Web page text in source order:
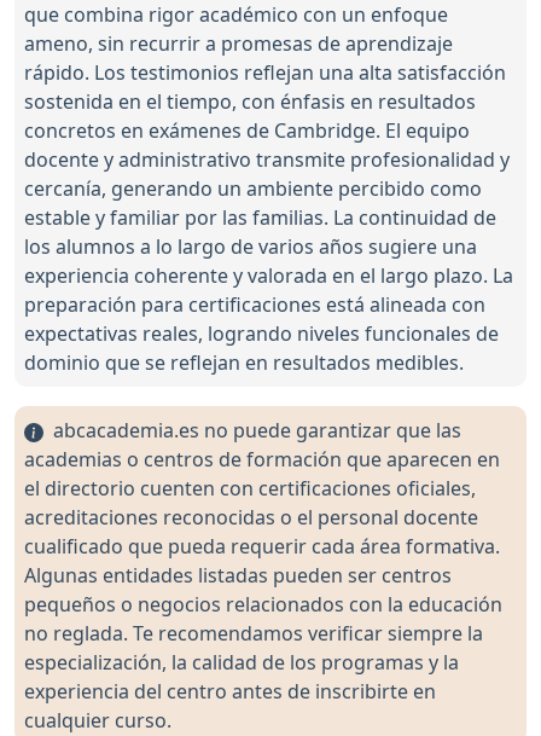
que combina rigor académico con un enfoque
ameno, sin recurrir a promesas de aprendizaje
rápido. Los testimonios reflejan una alta satisfacción
sostenida en el tiempo, con énfasis en resultados
concretos en exámenes de Cambridge. El equipo
docente y administrativo transmite profesionalidad y
cercanía, generando un ambiente percibido como
estable y familiar por las familias. La continuidad de
los alumnos a lo largo de varios años sugiere una
experiencia coherente y valorada en el largo plazo. La
preparación para certificaciones está alineada con
expectativas reales, logrando niveles funcionales de
dominio que se reflejan en resultados medibles.
abcacademia.es no puede garantizar que las
academias o centros de formación que aparecen en
el directorio cuenten con certificaciones oficiales,
acreditaciones reconocidas o el personal docente
cualificado que pueda requerir cada área formativa.
Algunas entidades listadas pueden ser centros
pequeños o negocios relacionados con la educación
no reglada. Te recomendamos verificar siempre la
especialización, la calidad de los programas y la
experiencia del centro antes de inscribirte en
cualquier curso.